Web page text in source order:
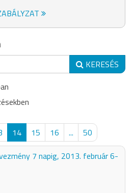
KERESÉS
14 15 16 ...
50
7 napig, 2013. február 6-